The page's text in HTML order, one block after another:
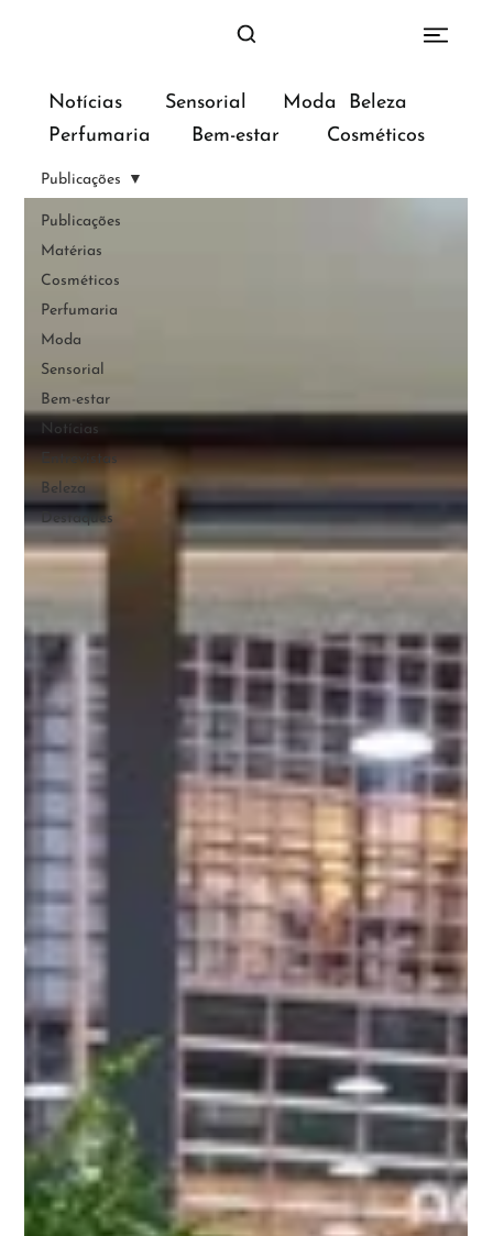
Cosméticos
Perfumaria
Moda
Bem-estar
Beleza
Sensorial
Notícias
Publicações
Matérias
Cosméticos
Perfumaria
Moda
Sensorial
Bem-estar
Notícias
Entrevistas
Beleza
Destaques
Publicações